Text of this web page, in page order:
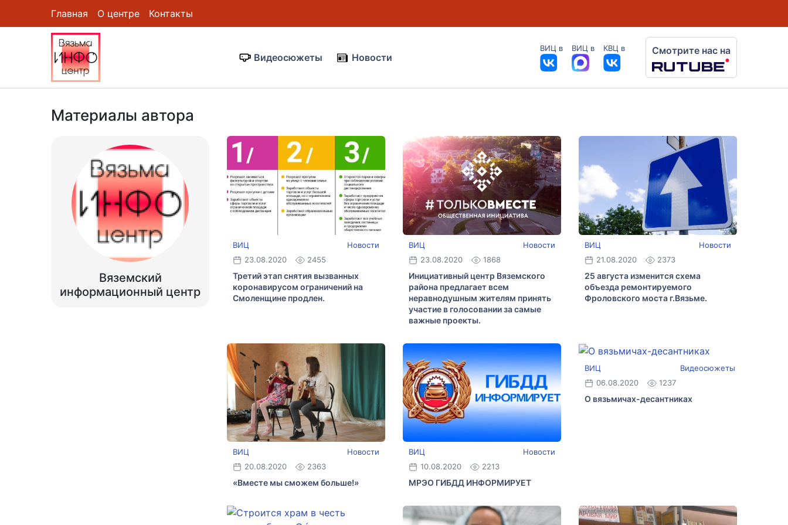
Главная О центре Контакты
Видеосюжеты Новости
ВИЦ в ВИЦ в КВЦ в Смотрите нас на
Материалы автора
Вяземский
информационный центр
ВИЦ
Новости
23.08.2020
2455
Третий этап снятия вызванных
коронавирусом ограничений на
Смоленщине продлен.
ВИЦ
Новости
23.08.2020
1868
Инициативный центр Вяземского
района предлагает всем
неравнодушным жителям принять
участие в голосовании за самые
важные проекты.
ВИЦ
Новости
21.08.2020
2373
25 августа изменится схема
объезда ремонтируемого
Фроловского моста г.Вязьме.
ВИЦ
Новости
20.08.2020
2363
«Вместе мы сможем больше!»
ВИЦ
Новости
10.08.2020
2213
МРЭО ГИБДД ИНФОРМИРУЕТ
ВИЦ
Видеосюжеты
06.08.2020
1237
О вязьмичах-десантниках